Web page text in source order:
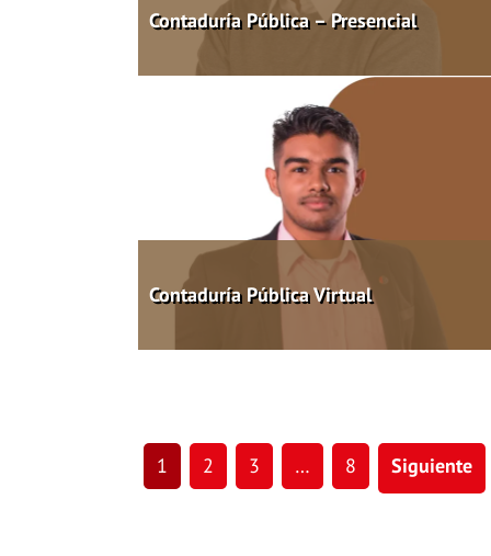
Contaduría Pública – Presencial
Contaduría Pública Virtual
1 2 3 … 8 Siguiente